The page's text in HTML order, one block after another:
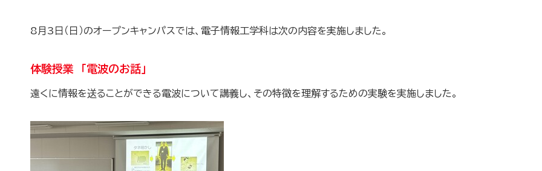
8月3日（日）のオープンキャンパスでは、電子情報工学科は次の内容を実施しました。
体験授業 「電波のお話」
遠くに情報を送ることができる電波について講義し、その特徴を理解するための実験を実施しました。